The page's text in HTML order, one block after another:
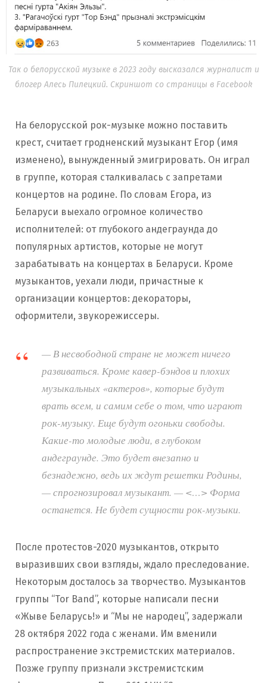
Так о белорусской музыке в 2023 году высказался журналист и
блогер Алесь Пилецкий. Скриншот со страницы в Facebook
На белорусской рок-музыке можно поставить
крест, считает гродненский музыкант Егор (имя
изменено), вынужденный эмигрировать. Он играл
в группе, которая сталкивалась с запретами
концертов на родине. По словам Егора, из
Беларуси выехало огромное количество
исполнителей: от глубокого андеграунда до
популярных артистов, которые не могут
зарабатывать на концертах в Беларуси. Кроме
музыкантов, уехали люди, причастные к
организации концертов: декораторы,
оформители, звукорежиссеры.
— В несвободной стране не может ничего
развиваться. Кроме кавер-бэндов и плохих
музыкальных «актеров», которые будут
врать всем, и самим себе о том, что играют
рок-музыку. Еще будут огоньки свободы.
Какие-то молодые люди, в глубоком
андеграунде. Это будет внезапно и
безнадежно, ведь их ждут решетки Родины,
— спрогнозировал музыкант. — <…> Форма
останется. Не будет сущности рок-музыки.
После протестов-2020 музыкантов, открыто
выразивших свои взгляды, ждало преследование.
Некоторым досталось за творчество. Музыкантов
группы “Tor Band”, которые написали песни
«Жыве Беларусь!» и “Мы не народец”, задержали
28 октября 2022 года с женами. Им вменили
распространение экстремистских материалов.
Позже группу признали экстремистским